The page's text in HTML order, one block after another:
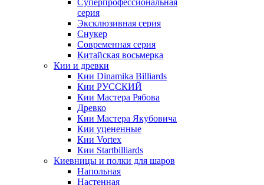
Суперпрофессиональная
серия
Эксклюзивная серия
Снукер
Современная серия
Китайская восьмерка
Кии и древки
Кии Dinamika Billiards
Кии РУССКИЙ
Кии Мастера Рябова
Древко
Кии Мастера Якубовича
Кии уцененные
Кии Vortex
Кии Startbilliards
Киевницы и полки для шаров
Напольная
Настенная